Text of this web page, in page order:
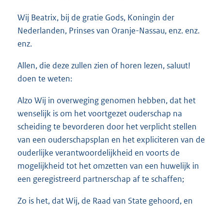
Wij Beatrix, bij de gratie Gods, Koningin der
Nederlanden, Prinses van Oranje-Nassau, enz. enz.
enz.
Allen, die deze zullen zien of horen lezen, saluut!
doen te weten:
Alzo Wij in overweging genomen hebben, dat het
wenselijk is om het voortgezet ouderschap na
scheiding te bevorderen door het verplicht stellen
van een ouderschapsplan en het expliciteren van de
ouderlijke verantwoordelijkheid en voorts de
mogelijkheid tot het omzetten van een huwelijk in
een geregistreerd partnerschap af te schaffen;
Zo is het, dat Wij, de Raad van State gehoord, en